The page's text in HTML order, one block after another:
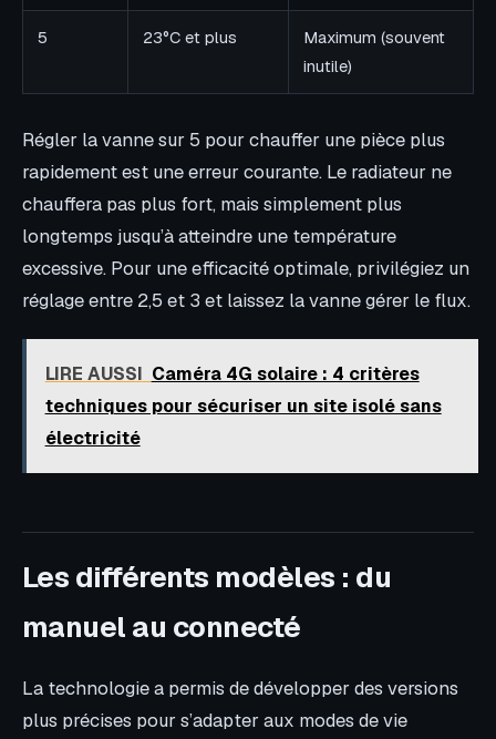
5 23°C et plus
Maximum (souvent
inutile)
Régler la vanne sur 5 pour chauffer une pièce plus
rapidement est une erreur courante. Le radiateur ne
chauffera pas plus fort, mais simplement plus
longtemps jusqu’à atteindre une température
excessive. Pour une efficacité optimale, privilégiez un
réglage entre 2,5 et 3 et laissez la vanne gérer le flux.
LIRE AUSSI Caméra 4G solaire : 4 critères
techniques pour sécuriser un site isolé sans
électricité
Les différents modèles : du
manuel au connecté
La technologie a permis de développer des versions
plus précises pour s’adapter aux modes de vie